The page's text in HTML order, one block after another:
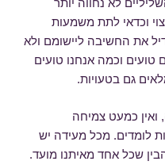
לא נחווה יותר
וכדאי לתת משמעות
את החשיבה ליישומם ולא
וכמה אנחנו טועים
גם בטעויות.
ואין כמעט צמיחה
לומדים. מכל מעידה יש
שכל אחד מאיתנו מועד.